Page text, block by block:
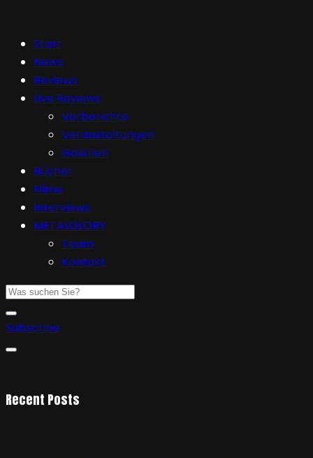
Start
News
Reviews
Live Reviews
Vorberichte
Veranstaltungen
Galerien
Bücher
Filme
Interviews
METALGLORY
Team
Kontakt
Subscribe
Recent Posts